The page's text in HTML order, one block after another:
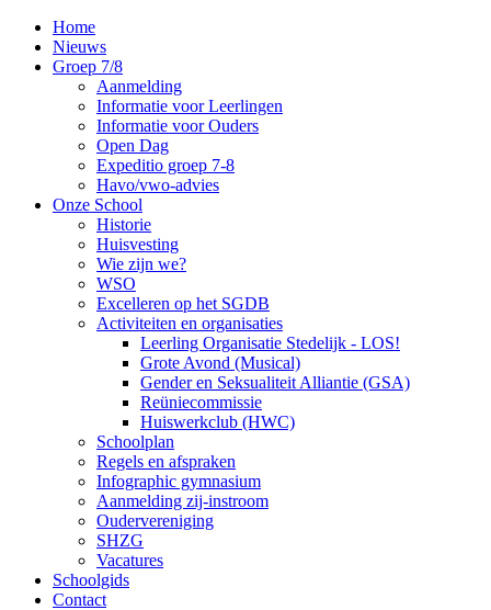
Home
Nieuws
Groep 7/8
Aanmelding
Informatie voor Leerlingen
Informatie voor Ouders
Open Dag
Expeditio groep 7-8
Havo/vwo-advies
Onze School
Historie
Huisvesting
Wie zijn we?
WSO
Excelleren op het SGDB
Activiteiten en organisaties
Leerling Organisatie Stedelijk - LOS!
Grote Avond (Musical)
Gender en Seksualiteit Alliantie (GSA)
Reüniecommissie
Huiswerkclub (HWC)
Schoolplan
Regels en afspraken
Infographic gymnasium
Aanmelding zij-instroom
Oudervereniging
SHZG
Vacatures
Schoolgids
Contact